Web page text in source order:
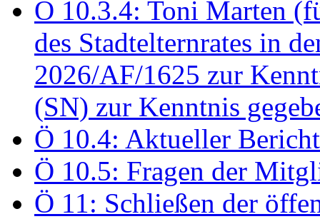
Ö 10.3.4: Toni Marten
des Stadtelternrates in
2026/AF/1625 zur
(SN) zur Kenntnis
Ö 10.4: Aktueller
Ö 10.5: Fragen der
Ö 11: Schließen der